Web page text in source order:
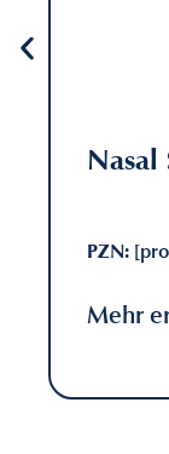
Nasal
PZN:
Mehr